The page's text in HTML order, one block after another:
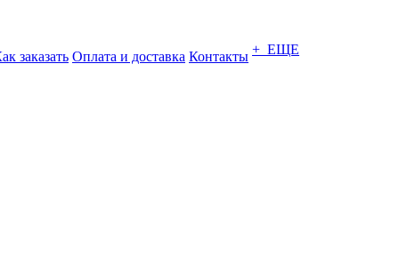
заказать Оплата и доставка Контакты + ЕЩЕ